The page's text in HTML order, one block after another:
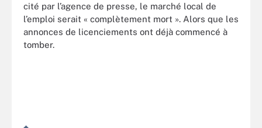
cité par l’agence de presse, le marché local de
l’emploi serait « complètement mort ». Alors que les
annonces de licenciements ont déjà commencé à
tomber.